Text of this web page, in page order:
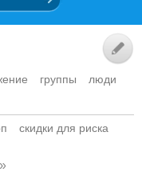
группы
люди
скидки для риска